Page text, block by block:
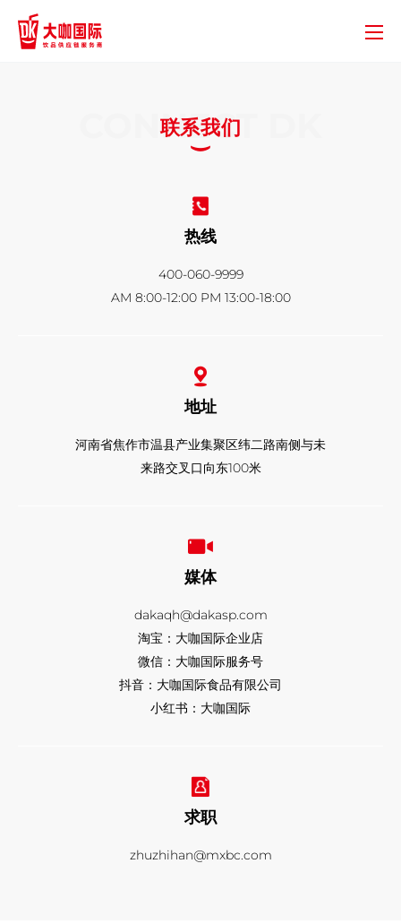
CONNECT DK
联系我们
热线
400-060-9999
AM 8:00-12:00 PM 13:00-18:00
地址
河南省焦作市温县产业集聚区纬二路南侧与未
来路交叉口向东100米
媒体
dakaqh@dakasp.com
淘宝：大咖国际企业店
微信：大咖国际服务号
抖音：大咖国际食品有限公司
小红书：大咖国际
求职
zhuzhihan@mxbc.com